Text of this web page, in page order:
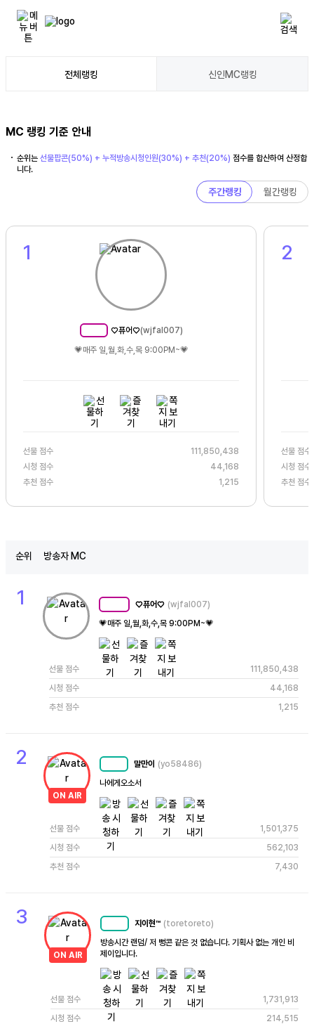
전체랭킹 신인MC랭킹
MC 랭킹 기준 안내
순위는 선물팝콘(50%) + 누적방송시청인원(30%) + 추천(20%) 점수를 합산하여 산정합
니다.
주간랭킹 월간랭킹
1
♡퓨어♡(wjfal007)
💗매주 일,월,화,수,목 9:00PM~💗
선물 점수
111,850,438
시청 점수
44,168
추천 점수
1,215
2
선물 점수
시청 점수
추천 점수
순위 방송자 MC
1 ♡퓨어♡ (wjfal007)
💗매주 일,월,화,수,목 9:00PM~💗
선물 점수
111,850,438
시청 점수
44,168
추천 점수
1,215
2
ON AIR
말만이 (yo58486)
나에게오소서
선물 점수
1,501,375
시청 점수
562,103
추천 점수
7,430
3
ON AIR
지이현™ (toretoreto)
방송시간 랜덤/ 저 뻥콘 같은 것 없습니다. 기획사 없는 개인 비
제이입니다.
선물 점수
1,731,913
시청 점수
214,515